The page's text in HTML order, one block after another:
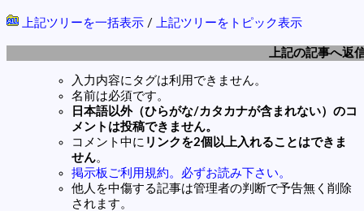
上記ツリーを一括表示 / 上記ツリーをトピック表示
上記の記事へ返
入力内容にタグは利用できません。
名前は必須です。
日本語以外（ひらがな/カタカナが含まれない）のコ
メントは投稿できません。
コメント中に リンクを2個以上入れることはできま
せん。
掲示板ご利用規約。必ずお読み下さい。
他人を中傷する記事は管理者の判断で予告無く削除
されます。